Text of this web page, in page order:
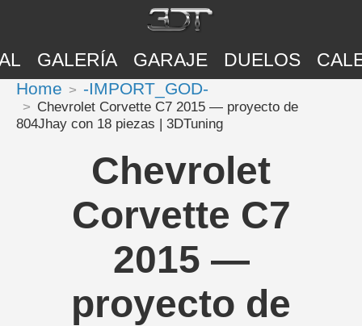
GALERÍA GARAJE DUELOS
Home -IMPORT_GOD-
Chevrolet Corvette C7 2015 — proyecto de
804Jhay con 18 piezas | 3DTuning
Chevrolet
Corvette C7
2015 —
proyecto de